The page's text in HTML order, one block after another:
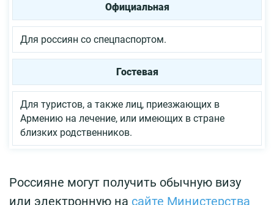
Официальная
Для россиян со спецпаспортом.
Гостевая
Для туристов, а также лиц, приезжающих в
Армению на лечение, или имеющих в стране
близких родственников.
Россияне могут получить обычную визу
или электронную на сайте Министерства